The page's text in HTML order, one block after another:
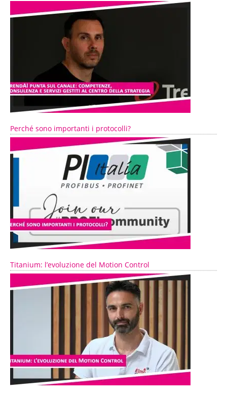
Perché sono importanti i protocolli?
Titanium: l’evoluzione del Motion Control